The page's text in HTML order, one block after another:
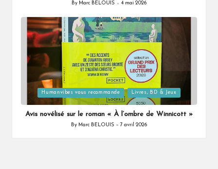
Posted
By Marc BELOUIS 4 mai 2026
Posted
in
Humanvibes vous recommande Livres, BD & Jeux
Avis novélisé sur le roman « À l’ombre de Winnicott »
Posted
By Marc BELOUIS 7 avril 2026